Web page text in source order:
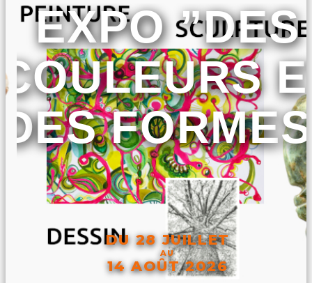
EXPO ”DES
DES
DU 28 JUILLET
AU
14 AOÛT 2026